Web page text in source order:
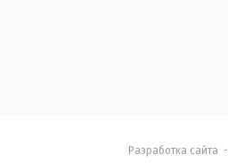
Разработка сайта -